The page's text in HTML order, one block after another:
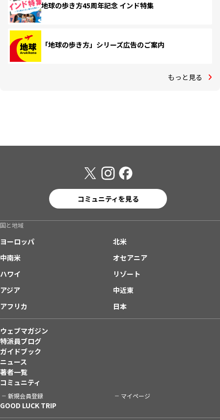
地球の歩き方45周年記念 インド特集
「地球の歩き方」シリーズ広告のご案内
もっと見る
コミュニティを見る
国と地域
ヨーロッパ
北米
中南米
オセアニア
ハワイ
リゾート
アジア
中近東
アフリカ
日本
ウェブマガジン
特派員ブログ
ガイドブック
ニュース
著者一覧
コミュニティ
新規会員登録 マイページ
GOOD LUCK TRIP